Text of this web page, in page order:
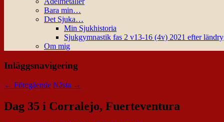
Bara min…
Det Sjuka…
Min Sjukhistoria
Sjukgymnastik fas 2 v13-16 (4v) 2021 efter
Om mig
Inläggsnavigering
← Föregående Nästa →
Dag 35 i Corralejo, Fuerteventura